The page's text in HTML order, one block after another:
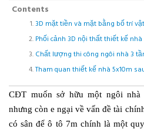
Contents
3D mặt tiền và mặt bằng bố trí
Phối cảnh 3D nội thất thiết kế nhà
Chất lượng thi công ngôi nhà 3
Tham quan thiết kế nhà 5x10m
CĐT muốn sở hữu một ngôi
nhưng còn e ngại về vấn đề tài
có sân để ô tô 7m chính là một